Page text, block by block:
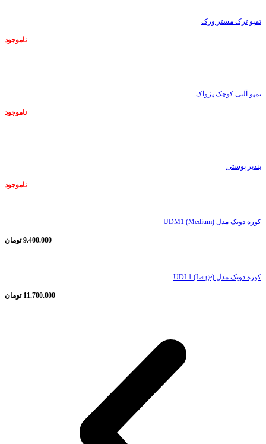
تمپو ترک مستر ورک
ناموجود
تمپو آلنی کوچک پژواک
ناموجود
بندیر پوستی
ناموجود
کوزه دویک مدل UDM1 (Medium)
9.400.000 تومان
کوزه دویک مدل UDL1 (Large)
11.700.000 تومان